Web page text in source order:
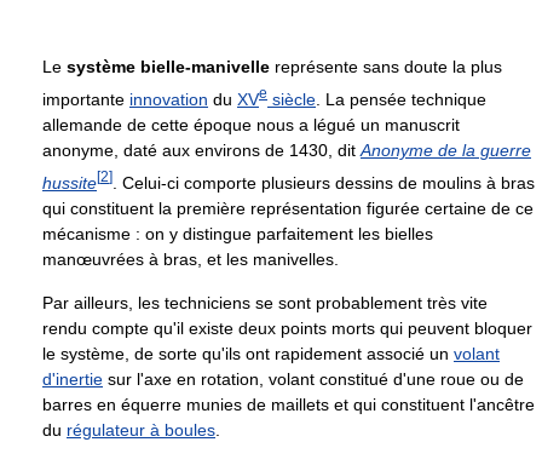
Le système bielle-manivelle représente sans doute la plus
importante innovation du XVe siècle . La pensée technique
allemande de cette époque nous a légué un manuscrit
anonyme, daté aux environs de 1430, dit Anonyme de la guerre
hussite[2]
. Celui-ci comporte plusieurs dessins de moulins à bras
qui constituent la première représentation figurée certaine de ce
mécanisme : on y distingue parfaitement les bielles
manœuvrées à bras, et les manivelles.
Par ailleurs, les techniciens se sont probablement très vite
rendu compte qu'il existe deux points morts qui peuvent bloquer
le système, de sorte qu'ils ont rapidement associé un volant
d'inertie sur l'axe en rotation, volant constitué d'une roue ou de
barres en équerre munies de maillets et qui constituent l'ancêtre
du régulateur à boules